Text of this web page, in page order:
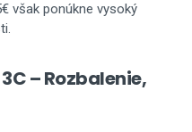
však ponúkne vysoký
– Rozbalenie,